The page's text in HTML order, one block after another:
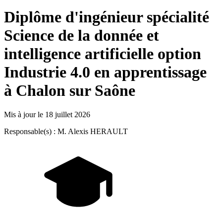
Diplôme d'ingénieur spécialité
Science de la donnée et
intelligence artificielle option
Industrie 4.0 en apprentissage
à Chalon sur Saône
Mis à jour le 18 juillet 2026
Responsable(s) : M. Alexis HERAULT